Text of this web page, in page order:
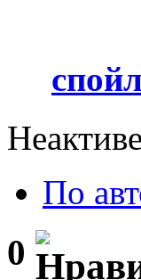
По
0